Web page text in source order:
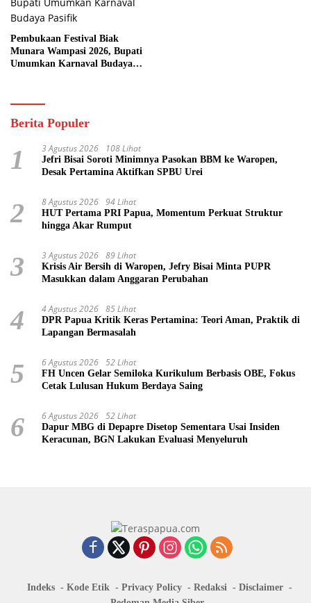
Pembukaan Festival Biak
Munara Wampasi 2026, Bupati
Umumkan Karnaval Budaya
Berita Populer
1 3 Agustus 2026 108 Lihat
Jefri Bisai Soroti Minimnya Pasokan BBM ke Waropen,
Desak Pertamina Aktifkan SPBU Urei
2 8 Agustus 2026 94 Lihat
HUT Pertama PRI Papua, Momentum Perkuat Struktur
hingga Akar Rumput
3 3 Agustus 2026 89 Lihat
Krisis Air Bersih di Waropen, Jefry Bisai Minta PUPR
Masukkan dalam Anggaran Perubahan
4 4 Agustus 2026 85 Lihat
DPR Papua Kritik Keras Pertamina: Teori Aman, Praktik di
Lapangan Bermasalah
5 6 Agustus 2026 52 Lihat
FH Uncen Gelar Semiloka Kurikulum Berbasis OBE, Fokus
Cetak Lulusan Hukum Berdaya Saing
6 6 Agustus 2026 52 Lihat
Dapur MBG di Depapre Disetop Sementara Usai Insiden
Keracunan, BGN Lakukan Evaluasi Menyeluruh
Indeks Kode Etik Privacy Policy Redaksi
Disclaimer